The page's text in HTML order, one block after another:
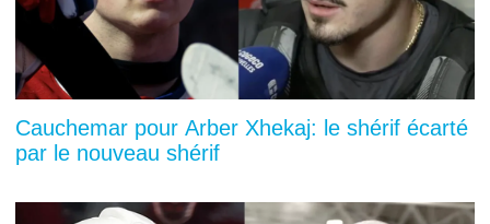
Cauchemar pour Arber Xhekaj: le shérif écarté
par le nouveau shérif